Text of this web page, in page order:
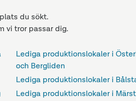
du sökt.
vi tror passar dig.
Lediga produktionslokaler i
och Bergliden
Lediga produktionslokaler i
Lediga produktionslokaler i